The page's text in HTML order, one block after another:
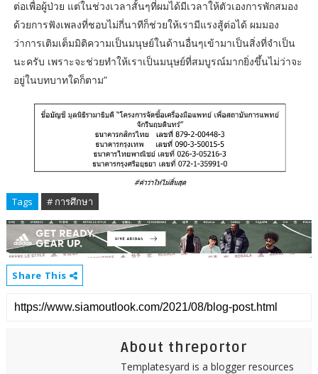
ต่อเพื่อผู้ป่วย แต่ในช่วงเวลาสั้นๆที่ผมได้มีเวลาให้ตัวเองการพักสมอง
ด้วยการฟังเพลงที่ชอบไม่กี่นาทีก็ช่วยให้เรามีแรงสู้ต่อได้ ผมมอง
ว่าการเติมเต็มมิติความเป็นมนุษย์ในด้านอื่นๆเข้ามาเป็นสิ่งที่จำเป็น
นะครับ เพราะจะช่วยทำให้เราเป็นมนุษย์ที่สมบูรณ์มากยิ่งขึ้นไม่ว่าจะ
อยู่ในบทบาทใดก็ตาม”
Tags # การศึกษา
Share This
About threportor
Templatesyard is a blogger resources